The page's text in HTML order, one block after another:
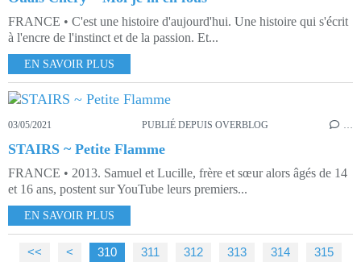
FRANCE • C'est une histoire d'aujourd'hui. Une histoire qui s'écrit
à l'encre de l'instinct et de la passion. Et...
EN SAVOIR PLUS
03/05/2021 PUBLIÉ DEPUIS OVERBLOG …
STAIRS ~ Petite Flamme
FRANCE • 2013. Samuel et Lucille, frère et sœur alors âgés de 14
et 16 ans, postent sur YouTube leurs premiers...
EN SAVOIR PLUS
<< < 300
310 311 312 313 314
315